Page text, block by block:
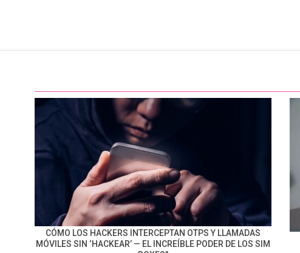
CÓMO LOS HACKERS INTERCEPTAN OTPS Y LLAMADAS
MÓVILES SIN ‘HACKEAR’ — EL INCREÍBLE PODER DE LOS SIM